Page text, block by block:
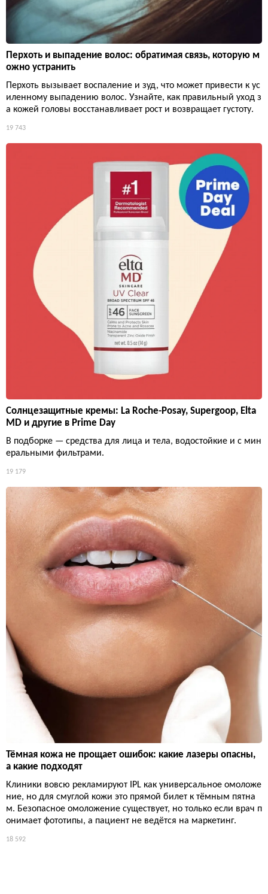
Перхоть и выпадение волос: обратимая связь, которую м
ожно устранить
Перхоть вызывает воспаление и зуд, что может привести к ус
иленному выпадению волос. Узнайте, как правильный уход з
а кожей головы восстанавливает рост и возвращает густоту.
19 743
Солнцезащитные кремы: La Roche-Posay, Supergoop, Elta
MD и другие в Prime Day
В подборке — средства для лица и тела, водостойкие и с мин
еральными фильтрами.
19 179
Тёмная кожа не прощает ошибок: какие лазеры опасны,
а какие подходят
Клиники вовсю рекламируют IPL как универсальное омоложе
ние, но для смуглой кожи это прямой билет к тёмным пятна
м. Безопасное омоложение существует, но только если врач п
онимает фототипы, а пациент не ведётся на маркетинг.
18 592